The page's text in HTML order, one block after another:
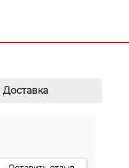
Доставка